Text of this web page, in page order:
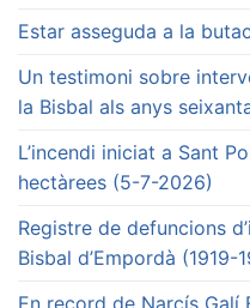
Estar asseguda a la
Un testimoni sobre
la Bisbal als anys
L’incendi iniciat a Sant
hectàrees (5-7-2026)
Registre de defuncions
Bisbal d’Empordà (1919-